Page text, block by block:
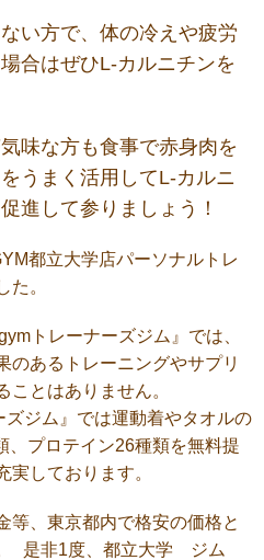
い方で、体の冷えや疲労
合はぜひL-カルニチンを
味な方も食事で赤身肉を
うまく活用してL-カルニ
進して参りましょう！
都立大学店パーソナルトレ
た。
トレーナーズジム』では、
のあるトレーニングやサプリ
ことはありません。
ズジム』では運動着やタオルの
、プロテイン26種類を無料提
実しております。
等、東京都内で格安の価格と
是非1度、都立大学 ジム